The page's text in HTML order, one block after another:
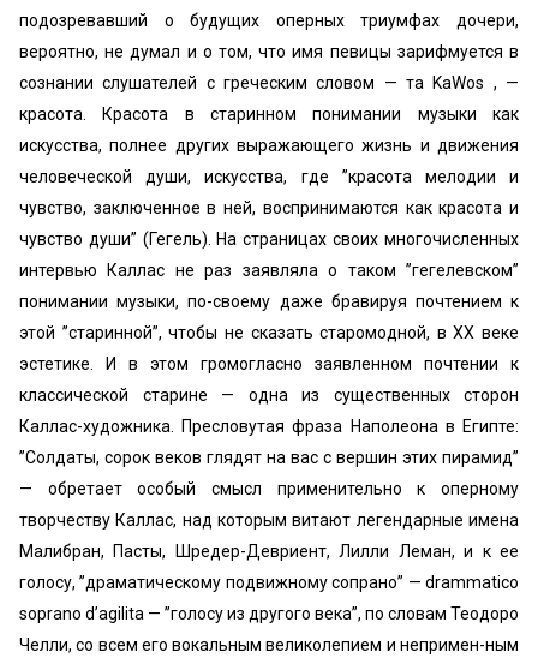
подозревавший о будущих оперных триумфах дочери,
вероятно, не думал и о том, что имя певицы зарифмуется в
сознании слушателей с греческим словом — та KaWos , —
красота. Красота в старинном понимании музыки как
искусства, полнее других выражающего жизнь и движения
человеческой души, искусства, где ’’красота мелодии и
чувство, заключенное в ней, воспринимаются как красота и
чувство души” (Гегель). На страницах своих многочисленных
интервью Каллас не раз заявляла о таком ’’гегелевском”
понимании музыки, по-своему даже бравируя почтением к
этой ’’старинной”, чтобы не сказать старомодной, в XX веке
эстетике. И в этом громогласно заявленном почтении к
классической старине — одна из существенных сторон
Каллас-художника. Пресловутая фраза Наполеона в Египте:
’’Солдаты, сорок веков глядят на вас с вершин этих пирамид”
— обретает особый смысл применительно к оперному
творчеству Каллас, над которым витают легендарные имена
Малибран, Пасты, Шредер-Девриент, Лилли Леман, и к ее
голосу, ’’драматическому подвижному сопрано” — drammatico
soprano d’agilita — ’’голосу из другого века”, по словам Теодоро
Челли, со всем его вокальным великолепием и непримен-ным